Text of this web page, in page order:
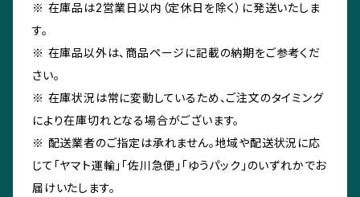
※ 在庫品は2営業日以内（定休日を除く）に発送いたしま
す。
※ 在庫品以外は、商品ページに記載の納期をご参考くだ
さい。
※ 在庫状況は常に変動しているため、ご注文のタイミング
により在庫切れとなる場合がございます。
※ 配送業者のご指定は承れません。地域や配送状況に応
じて「ヤマト運輸」「佐川急便」「ゆうパック」のいずれかでお
届けいたします。